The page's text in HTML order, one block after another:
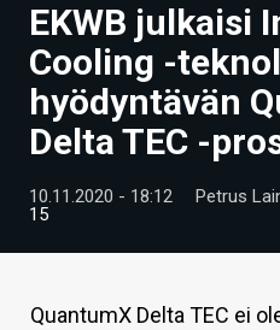
UUTISET
ARTIKKELIT
VIDEOT
TECHBBS
EKWB julkaisi
Cooling -
hyödyntävän
Delta TEC -
10.11.2020 - 18:12 Petrus
15
QuantumX Delta TEC ei